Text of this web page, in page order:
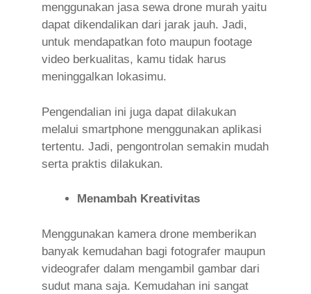
menggunakan jasa sewa drone murah yaitu
dapat dikendalikan dari jarak jauh. Jadi,
untuk mendapatkan foto maupun footage
video berkualitas, kamu tidak harus
meninggalkan lokasimu.
Pengendalian ini juga dapat dilakukan
melalui smartphone menggunakan aplikasi
tertentu. Jadi, pengontrolan semakin mudah
serta praktis dilakukan.
Menambah Kreativitas
Menggunakan kamera drone memberikan
banyak kemudahan bagi fotografer maupun
videografer dalam mengambil gambar dari
sudut mana saja. Kemudahan ini sangat